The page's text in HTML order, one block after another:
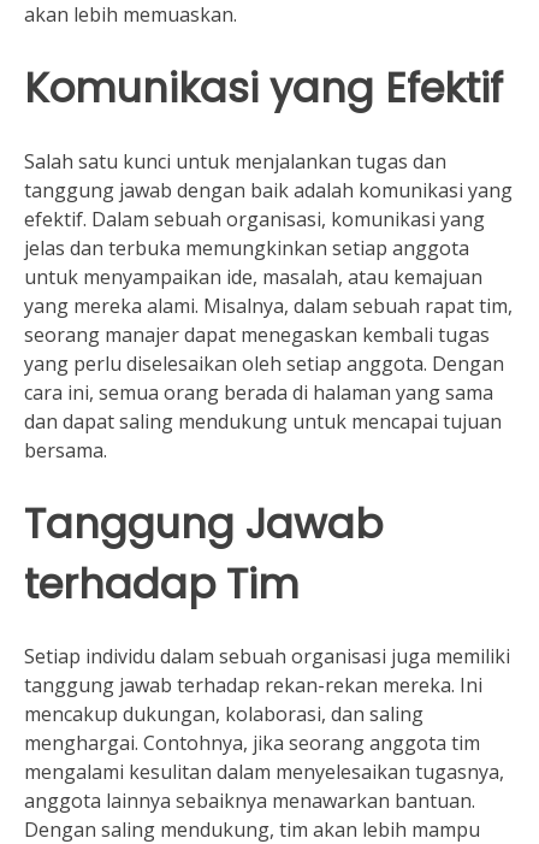
akan lebih memuaskan.
Komunikasi yang Efektif
Salah satu kunci untuk menjalankan tugas dan
tanggung jawab dengan baik adalah komunikasi yang
efektif. Dalam sebuah organisasi, komunikasi yang
jelas dan terbuka memungkinkan setiap anggota
untuk menyampaikan ide, masalah, atau kemajuan
yang mereka alami. Misalnya, dalam sebuah rapat tim,
seorang manajer dapat menegaskan kembali tugas
yang perlu diselesaikan oleh setiap anggota. Dengan
cara ini, semua orang berada di halaman yang sama
dan dapat saling mendukung untuk mencapai tujuan
bersama.
Tanggung Jawab
terhadap Tim
Setiap individu dalam sebuah organisasi juga memiliki
tanggung jawab terhadap rekan-rekan mereka. Ini
mencakup dukungan, kolaborasi, dan saling
menghargai. Contohnya, jika seorang anggota tim
mengalami kesulitan dalam menyelesaikan tugasnya,
anggota lainnya sebaiknya menawarkan bantuan.
Dengan saling mendukung, tim akan lebih mampu